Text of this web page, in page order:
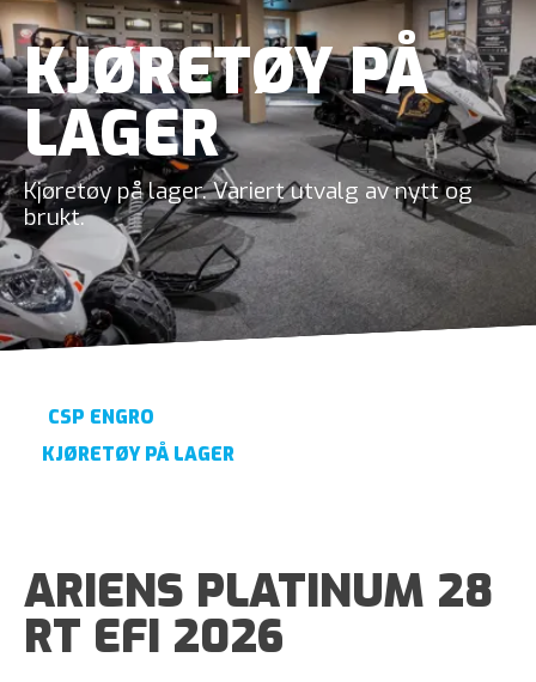
KJØRETØY PÅ
LAGER
Kjøretøy på lager. Variert utvalg av nytt og
brukt.
CSP ENGRO
KJØRETØY PÅ LAGER
ARIENS PLATINUM 28
RT EFI 2026